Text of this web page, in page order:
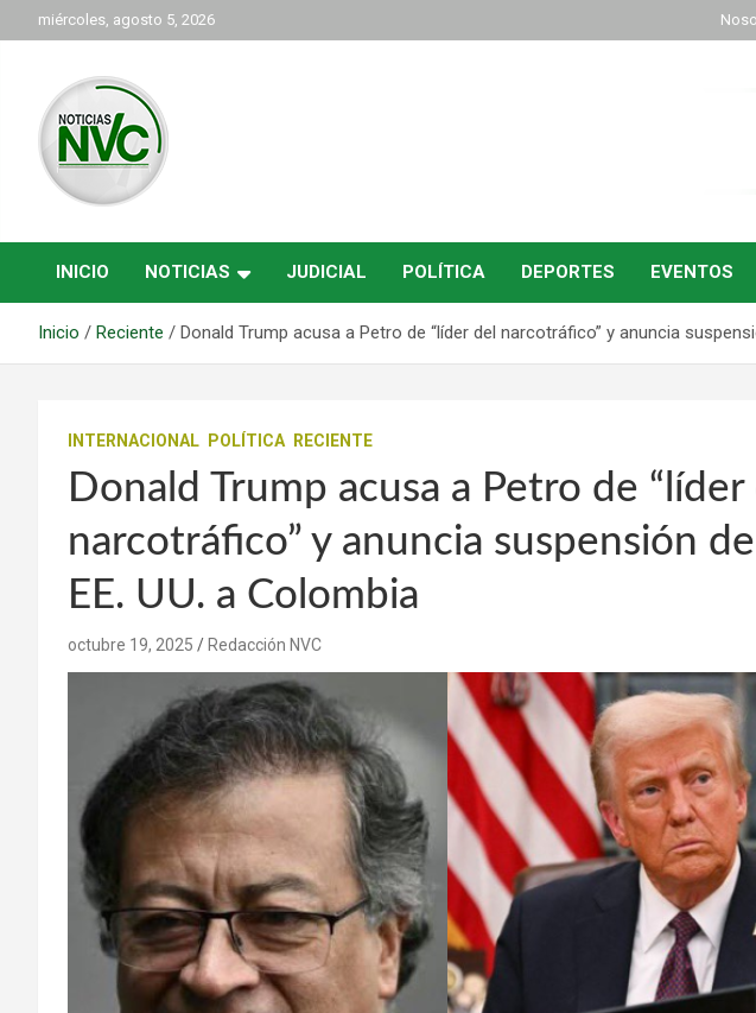
al
miércoles, agosto 5, 2026
NVC Noticias
INICIO NOTICIAS JUDICIAL POLÍTICA DEPORTES EVENTOS
Inicio Reciente Donald Trump acusa a Petro de “líder del narcotráfico” y anuncia
INTERNACIONAL POLÍTICA RECIENTE
Donald Trump acusa a Petro de “líder
narcotráfico” y anuncia suspensión
EE. UU. a Colombia
octubre 19, 2025 Redacción NVC